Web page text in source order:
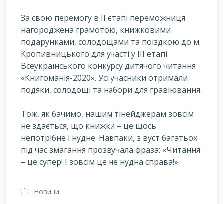
За свою перемогу в ІІ етапі переможниця
нагороджена грамотою, книжковими
подарунками, солодощами та поїздкою до м.
Кропивницького для участі у ІІІ етапі
Всеукраїнського конкурсу дитячого читання
«Книгоманія-2020». Усі учасники отримали
подяки, солодощі та набори для гравіювання.
Тож, як бачимо, нашим тінейджерам зовсім
не здається, що книжки – це щось
непотрібне і нудне. Навпаки, з вуст багатьох
під час змагання прозвучала фраза: «Читання
– це супер! І зовсім це не нудна справа!».
Новини